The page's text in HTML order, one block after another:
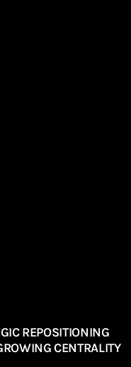
REPOSITIONING
CENTRALITY